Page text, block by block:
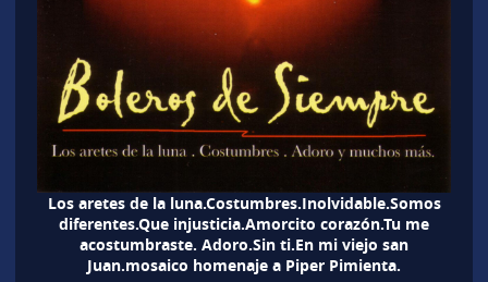
Los aretes de la luna.Costumbres.Inolvidable.Somos
diferentes.Que injusticia.Amorcito corazón.Tu me
acostumbraste. Adoro.Sin ti.En mi viejo san
Juan.mosaico homenaje a Piper Pimienta.